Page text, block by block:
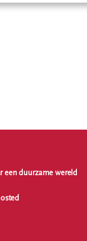
een duurzame wereld